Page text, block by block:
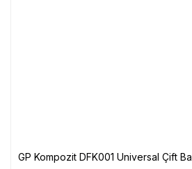
GP Kompozit DFK001 Universal Çift